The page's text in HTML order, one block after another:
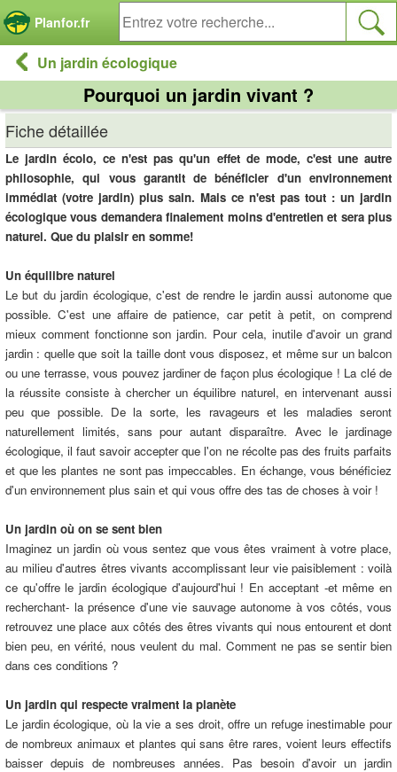
Planfor.fr
Un jardin écologique
Pourquoi un jardin vivant ?
Fiche détaillée
Le jardin écolo, ce n'est pas qu'un effet de mode, c'est une autre
philosophie, qui vous garantit de bénéficier d'un environnement
immédiat (votre jardin) plus sain. Mais ce n'est pas tout : un jardin
écologique vous demandera finalement moins d'entretien et sera plus
naturel. Que du plaisir en somme!
Un équilibre naturel
Le but du jardin écologique, c'est de rendre le jardin aussi autonome que
possible. C'est une affaire de patience, car petit à petit, on comprend
mieux comment fonctionne son jardin. Pour cela, inutile d'avoir un grand
jardin : quelle que soit la taille dont vous disposez, et même sur un balcon
ou une terrasse, vous pouvez jardiner de façon plus écologique ! La clé de
la réussite consiste à chercher un équilibre naturel, en intervenant aussi
peu que possible. De la sorte, les ravageurs et les maladies seront
naturellement limités, sans pour autant disparaître. Avec le jardinage
écologique, il faut savoir accepter que l'on ne récolte pas des fruits parfaits
et que les plantes ne sont pas impeccables. En échange, vous bénéficiez
d'un environnement plus sain et qui vous offre des tas de choses à voir !
Un jardin où on se sent bien
Imaginez un jardin où vous sentez que vous êtes vraiment à votre place,
au milieu d'autres êtres vivants accomplissant leur vie paisiblement : voilà
ce qu'offre le jardin écologique d'aujourd'hui ! En acceptant -et même en
recherchant- la présence d'une vie sauvage autonome à vos côtés, vous
retrouvez une place aux côtés des êtres vivants qui nous entourent et dont
bien peu, en vérité, nous veulent du mal. Comment ne pas se sentir bien
dans ces conditions ?
Un jardin qui respecte vraiment la planète
Le jardin écologique, où la vie a ses droit, offre un refuge inestimable pour
de nombreux animaux et plantes qui sans être rares, voient leurs effectifs
baisser depuis de nombreuses années. Pas besoin d'avoir un jardin
Panneau de gestion des cookies